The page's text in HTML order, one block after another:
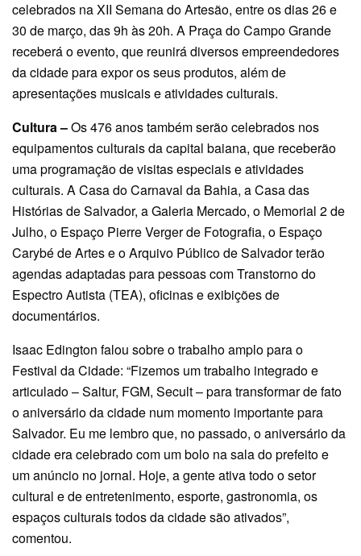
celebrados na XII Semana do Artesão, entre os dias 26 e
30 de março, das 9h às 20h. A Praça do Campo Grande
receberá o evento, que reunirá diversos empreendedores
da cidade para expor os seus produtos, além de
apresentações musicais e atividades culturais.
Cultura –Os 476 anos também serão celebrados nos
equipamentos culturais da capital baiana, que receberão
uma programação de visitas especiais e atividades
culturais. A Casa do Carnaval da Bahia, a Casa das
Histórias de Salvador, a Galeria Mercado, o Memorial 2 de
Julho, o Espaço Pierre Verger de Fotografia, o Espaço
Carybé de Artes e o Arquivo Público de Salvador terão
agendas adaptadas para pessoas com Transtorno do
Espectro Autista (TEA), oficinas e exibições de
documentários.
Isaac Edington falou sobre o trabalho amplo para o
Festival da Cidade: “Fizemos um trabalho integrado e
articulado – Saltur, FGM, Secult – para transformar de fato
o aniversário da cidade num momento importante para
Salvador. Eu me lembro que, no passado, o aniversário da
cidade era celebrado com um bolo na sala do prefeito e
um anúncio no jornal. Hoje, a gente ativa todo o setor
cultural e de entretenimento, esporte, gastronomia, os
espaços culturais todos da cidade são ativados”,
comentou.